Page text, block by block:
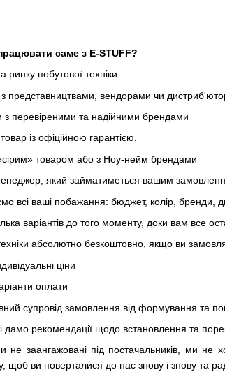
саме з E-STUFF?
ринку побутової техніки
з представництвами, вендорами чи
з перевіреними та надійними брендами
із офіційною гарантією.
товаром або з Ноу-нейм брендами
який займатиметься вашим
всі ваші побажання: бюджет, колір, бренди,
варіантів до того моменту, доки вам все
абсолютно безкоштовно, якщо ви
ціни
оплати
супровід замовлення від формування та
дамо рекомендації щодо встановлення та
не заангажовані під постачальників, ми
щоб ви поверталися до нас знову і знову та